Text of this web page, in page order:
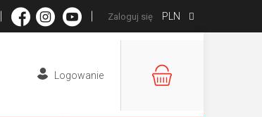
PLN
Zaloguj się
KOSZYK